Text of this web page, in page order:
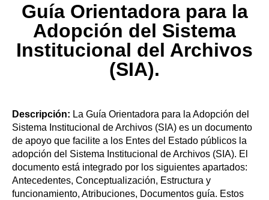
Guía Orientadora para la
Adopción del Sistema
Institucional del Archivos
(SIA).
Descripción: La Guía Orientadora para la Adopción del
Sistema Institucional de Archivos (SIA) es un documento
de apoyo que facilite a los Entes del Estado públicos la
adopción del Sistema Institucional de Archivos (SIA). El
documento está integrado por los siguientes apartados:
Antecedentes, Conceptualización, Estructura y
funcionamiento, Atribuciones, Documentos guía. Estos